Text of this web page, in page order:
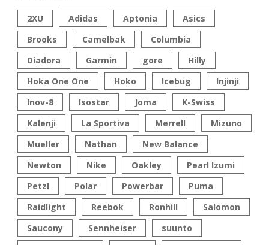
2XU Adidas Aptonia
Asics
Brooks
Camelbak
Columbia
Diadora
Garmin gore
Hilly
Hoka One One
Hoko Icebug
Injinji
Inov-8
Isostar Joma
K-Swiss
Kalenji
La Sportiva Merrell
Mizuno
Mueller
Nathan
New Balance
Newton
Nike Oakley
Pearl Izumi
Petzl
Polar Powerbar
Puma
Raidlight
Reebok Ronhill
Salomon
Saucony
Sennheiser
suunto